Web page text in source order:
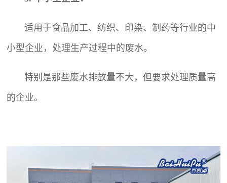
适用于食品加工、纺织、印染、制药等行业的中
小型企业，处理生产过程中的废水。
特别是那些废水排放量不大，但要求处理质量高
的企业。